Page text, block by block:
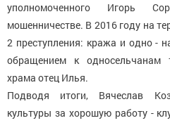
уполномоченного Игорь
мошенничестве. В 2016 году на
2 преступления: кража и одно -
обращением к односельчанам
храма отец Илья.
Подводя итоги, Вячеслав
культуры за хорошую работу -